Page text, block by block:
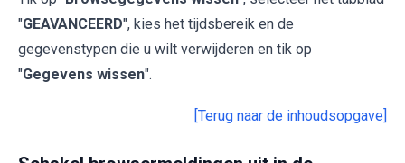
"GEAVANCEERD", kies het tijdsbereik en de
gegevenstypen die u wilt verwijderen en tik op
"Gegevens wissen".
[Terug naar de inhoudsopgave]